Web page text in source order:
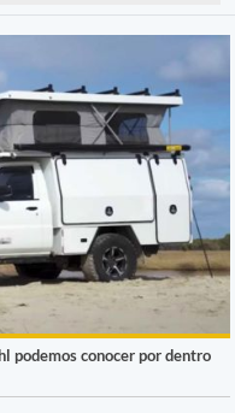
podemos conocer por dentro